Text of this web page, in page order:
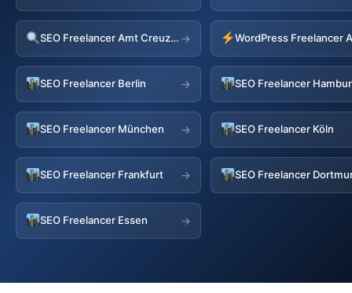
SEO Freelancer Amt Creuzburg →
SEO Freelancer Berlin → SEO Freelancer
SEO Freelancer München → SEO Freelancer Köln
SEO Freelancer Frankfurt → SEO Freelancer
SEO Freelancer Essen →